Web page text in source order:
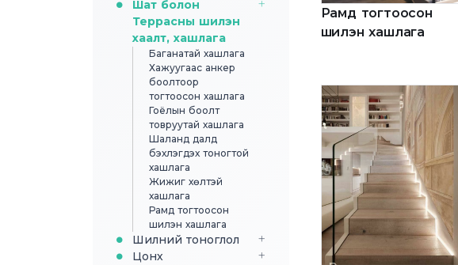
Шат болон
Террасны шилэн
хаалт, хашлага
Баганатай хашлага
Хажуугаас анкер
боолтоор
тогтоосон хашлага
Гоёлын боолт
товруутай хашлага
Шаланд далд
бэхлэгдэх тоногтой
хашлага
Жижиг хөлтэй
хашлага
Рамд тогтоосон
шилэн хашлага
Шилний тоноглол
Цонх
Рамд тогтоосон
шилэн хашлага